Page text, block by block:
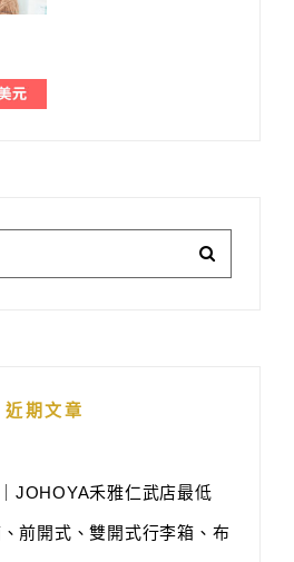
近期文章
JOHOYA禾雅仁武店最低
前開式、雙開式行李箱、布